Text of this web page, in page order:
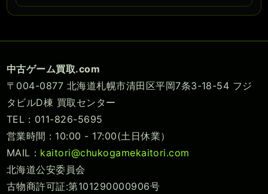
中古ゲーム買取.com
〒004-0877 北海道札幌市清田区平岡7条3-18-54 フジ
タビルD棟 買取センター
TEL：011-826-5695
営業時間 : 10:00 - 17:00(土日休業）
MAIL： kaitori@chukogamekaitori.com
北海道公安委員会
古物商許可証:第101290000906号